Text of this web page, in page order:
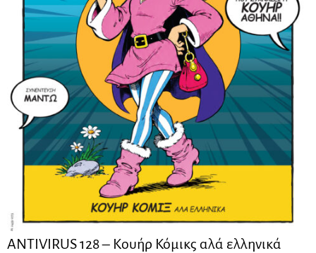
ANTIVIRUS 128 – Kουήρ Κόμικς αλά ελληνικά